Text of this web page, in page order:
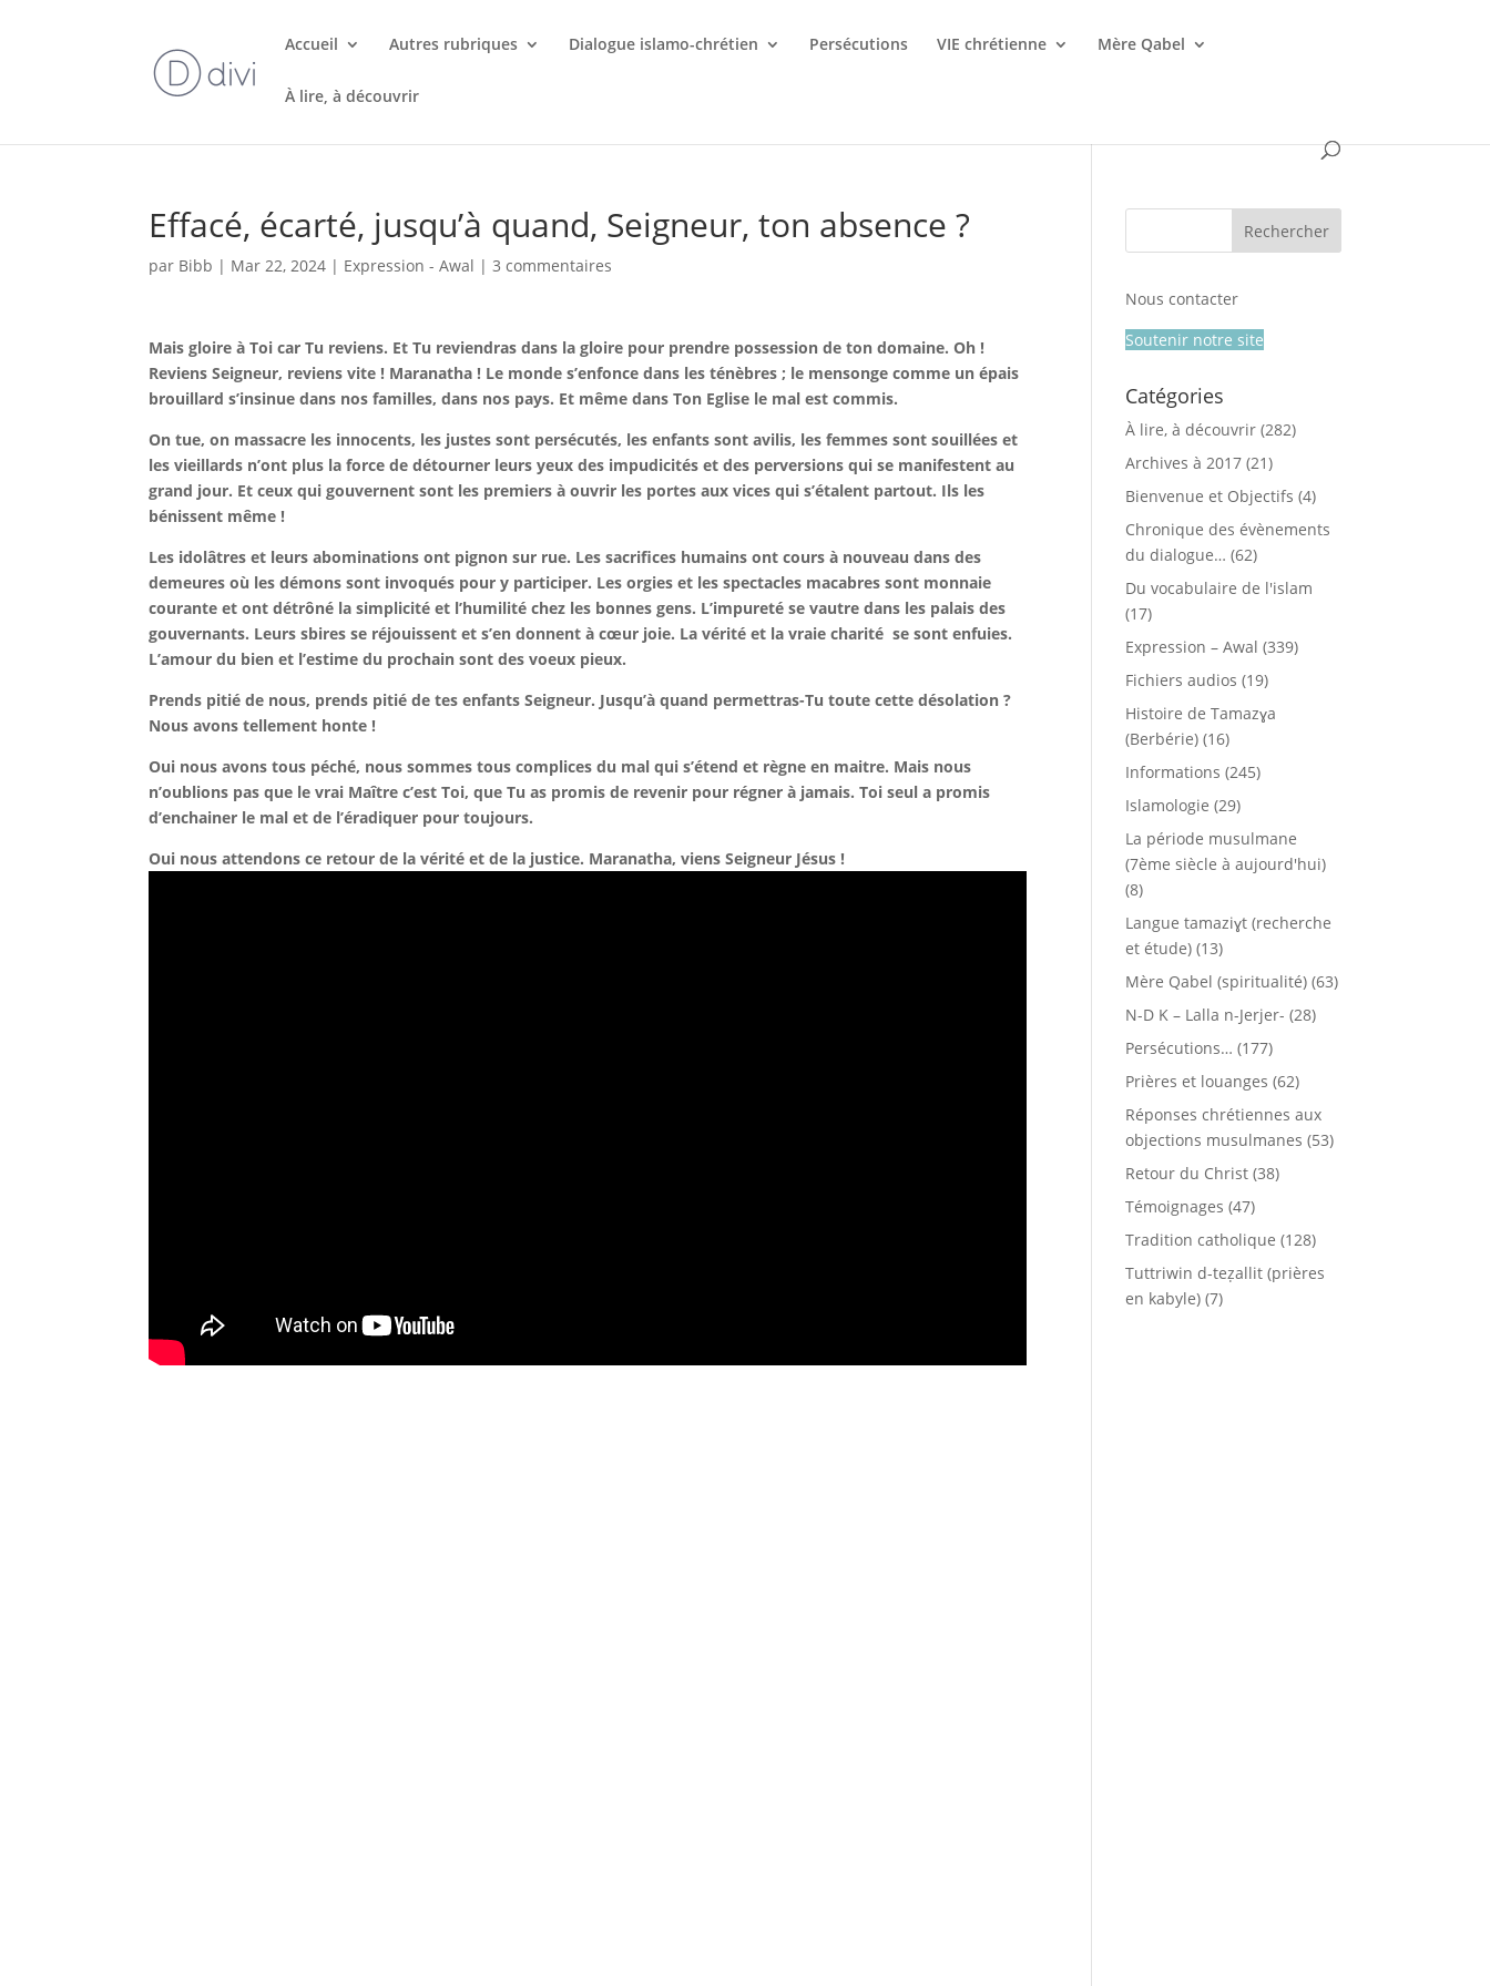
Accueil Autres rubriques Dialogue islamo-chrétien Persécutions VIE chrétienne Mère Qabel
À lire, à découvrir
Effacé, écarté, jusqu’à quand, Seigneur, ton absence ?
par Bibb | Mar 22, 2024 | Expression - Awal |3 commentaires
Mais gloire à Toi car Tu reviens. Et Tu reviendras dans la gloire pour prendre possession de ton domaine. Oh !
Reviens Seigneur, reviens vite ! Maranatha ! Le monde s’enfonce dans les ténèbres ; le mensonge comme un épais
brouillard s’insinue dans nos familles, dans nos pays. Et même dans Ton Eglise le mal est commis.
On tue, on massacre les innocents, les justes sont persécutés, les enfants sont avilis, les femmes sont souillées et
les vieillards n’ont plus la force de détourner leurs yeux des impudicités et des perversions qui se manifestent au
grand jour. Et ceux qui gouvernent sont les premiers à ouvrir les portes aux vices qui s’étalent partout. Ils les
bénissent même !
Les idolâtres et leurs abominations ont pignon sur rue. Les sacrifices humains ont cours à nouveau dans des
demeures où les démons sont invoqués pour y participer. Les orgies et les spectacles macabres sont monnaie
courante et ont détrôné la simplicité et l’humilité chez les bonnes gens. L’impureté se vautre dans les palais des
gouvernants. Leurs sbires se réjouissent et s’en donnent à cœur joie. La vérité et la vraie charité se sont enfuies.
L’amour du bien et l’estime du prochain sont des voeux pieux.
Prends pitié de nous, prends pitié de tes enfants Seigneur. Jusqu’à quand permettras-Tu toute cette désolation ?
Nous avons tellement honte !
Oui nous avons tous péché, nous sommes tous complices du mal qui s’étend et règne en maitre. Mais nous
n’oublions pas que le vrai Maître c’est Toi, que Tu as promis de revenir pour régner à jamais. Toi seul a promis
d’enchainer le mal et de l’éradiquer pour toujours.
Oui nous attendons ce retour de la vérité et de la justice. Maranatha, viens Seigneur Jésus !
Nous contacter
Soutenir notre site
Catégories
À lire, à découvrir (282)
Archives à 2017 (21)
Bienvenue et Objectifs (4)
Chronique des évènements
du dialogue… (62)
Du vocabulaire de l'islam
(17)
Expression – Awal (339)
Fichiers audios (19)
Histoire de Tamazɣa
(Berbérie) (16)
Informations (245)
Islamologie (29)
La période musulmane
(7ème siècle à aujourd'hui)
(8)
Langue tamaziɣt (recherche
et étude) (13)
Mère Qabel (spiritualité) (63)
N-D K – Lalla n-Jerjer- (28)
Persécutions… (177)
Prières et louanges (62)
Réponses chrétiennes aux
objections musulmanes (53)
Retour du Christ (38)
Témoignages (47)
Tradition catholique (128)
Tuttriwin d-teẓallit (prières
en kabyle) (7)